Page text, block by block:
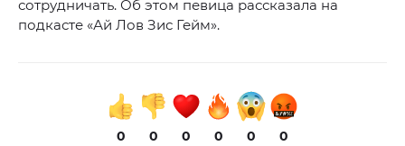
сотрудничать. Об этом певица рассказала на
подкасте «Ай Лов Зис Гейм».
0 0 0 0 0 0